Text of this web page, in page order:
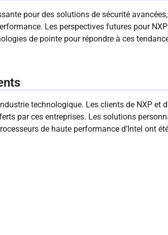
pour des solutions de sécurité
Les perspectives futures pour
de pointe pour répondre à ces
technologique. Les clients de NXP et
par ces entreprises. Les solutions
de haute performance d’Intel ont